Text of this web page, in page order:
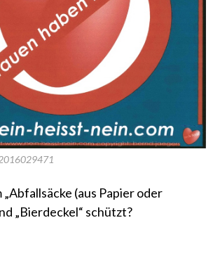
(aus Papier oder
„Bierdeckel“ schützt?